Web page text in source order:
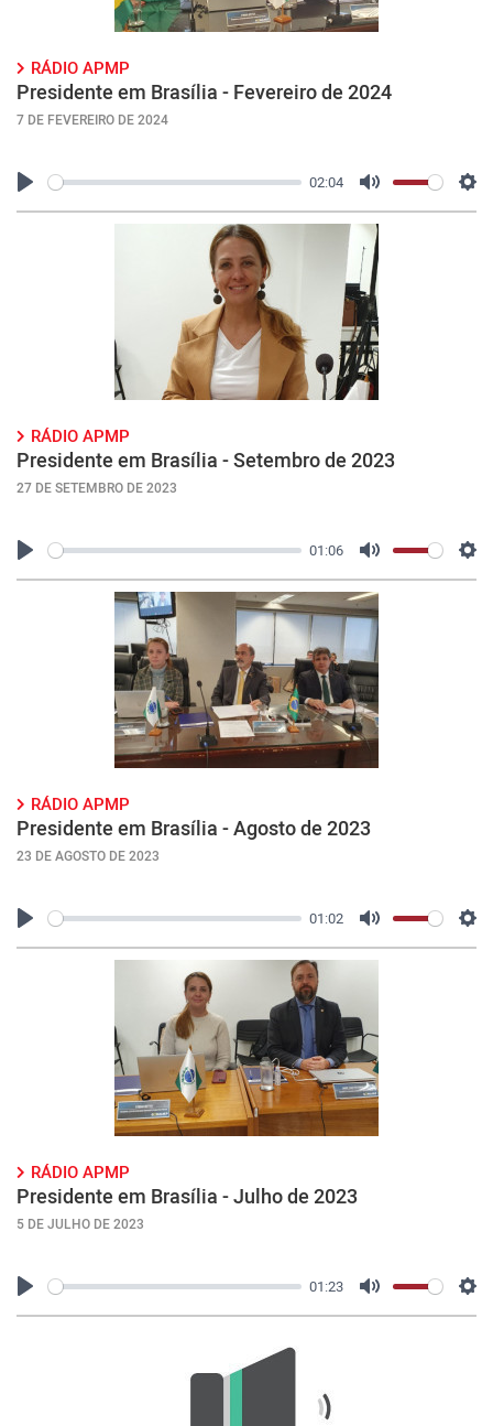
RÁDIO APMP
Presidente em Brasília - Fevereiro de 2024
7 DE FEVEREIRO DE 2024
Play
02:04
Mute
RÁDIO APMP
Presidente em Brasília - Setembro de 2023
27 DE SETEMBRO DE 2023
Play
01:06
Mute
RÁDIO APMP
Presidente em Brasília - Agosto de 2023
23 DE AGOSTO DE 2023
Play
01:02
Mute
RÁDIO APMP
Presidente em Brasília - Julho de 2023
5 DE JULHO DE 2023
Play
01:23
Mute